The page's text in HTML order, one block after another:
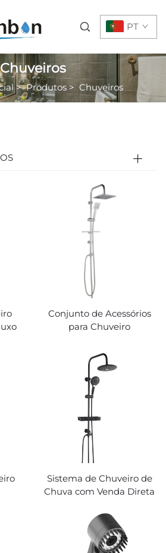
PT
Chuveiros
>Produtos > Chuveiros
Conjunto de Acessórios
para Chuveiro
com Cabeça de Chuveiro
de Chuva Mangueira e
Chuveiro de Mão Venda
Direta da Fábrica
Atacado Custo-Benefício
Sistema de Chuveiro de
Chuva com Venda Direta
Pulverizador Portátil
Barra Deslizante Ajustável
Atacado Preço Baixo